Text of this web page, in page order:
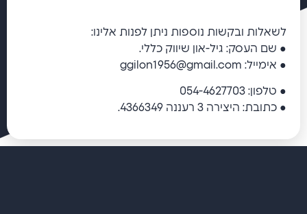
לשאלות ובקשות נוספות ניתן לפנות אלינו:
● שם העסק: גיל-און שיווק כללי.
● אימייל: ggilon1956@gmail.com
● טלפון: 054-4627703
● כתובת: היצירה 3 רעננה 4366349.